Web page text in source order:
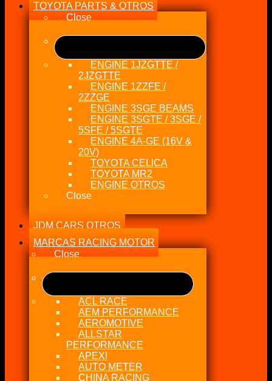
TOYOTA PARTS & OTROS
Close
ENGINE 1JZGTTE /
2JZGTTE
ENGINE 1ZZFE /
2ZZGE
ENGINE 3SGE BEAMS
ENGINE 3SGTE / 3SGE /
5SFE / 5SGTE
ENGINE 4A-GE (16V &
20V)
TOYOTA CELICA
TOYOTA MR2
ENGINE OTROS
Close
JDM CARS OTROS
MARCAS RACING MOTOR
Close
ACL RACE
AEM PERFORMANCE
AEROMOTIVE
ALLSTAR
PERFORMANCE
APEXI
AUTO METER
CHINA RACING